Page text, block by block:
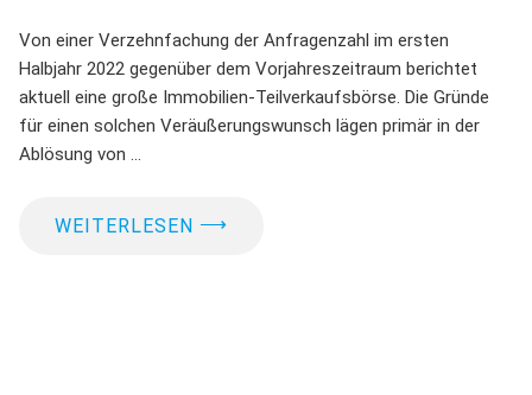
Von einer Verzehnfachung der Anfragenzahl im ersten
Halbjahr 2022 gegenüber dem Vorjahreszeitraum berichtet
aktuell eine große Immobilien-Teilverkaufsbörse. Die Gründe
für einen solchen Veräußerungswunsch lägen primär in der
Ablösung von …
WEITERLESEN ⟶